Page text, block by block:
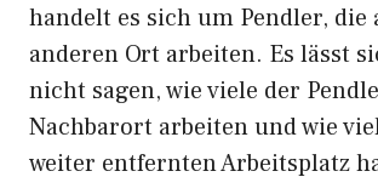
handelt es sich um Pendler, die
anderen Ort arbeiten. Es lässt
nicht sagen, wie viele der
Nachbarort arbeiten und wie
weiter entfernten Arbeitsplatz